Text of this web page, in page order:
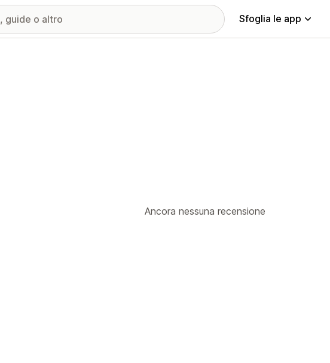
Sfoglia le app
Ancora nessuna recensione